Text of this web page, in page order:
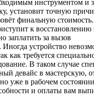
инструментом и
установит точную
финальную
к
заплатить за вызов
Иногда устройство
как требуется
В таком случае
девайс в мастерскую,
уже в рабочем
и оплаты вам